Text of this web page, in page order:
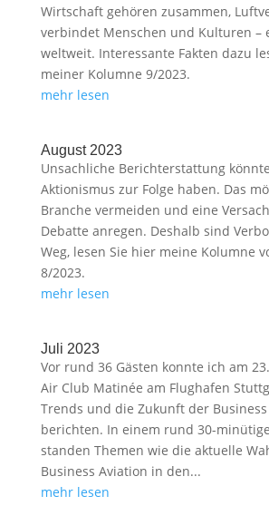
Wirtschaft gehören zusammen,
verbindet Menschen und Kulturen –
weltweit. Interessante Fakten dazu
meiner Kolumne 9/2023.
mehr lesen
August 2023
Unsachliche Berichterstattung
Aktionismus zur Folge haben. Das
Branche vermeiden und eine
Debatte anregen. Deshalb sind
Weg, lesen Sie hier meine Kolumne
8/2023.
mehr lesen
Juli 2023
Vor rund 36 Gästen konnte ich am
Air Club Matinée am Flughafen
Trends und die Zukunft der
berichten. In einem rund 30-
standen Themen wie die aktuelle
Business Aviation in den...
mehr lesen